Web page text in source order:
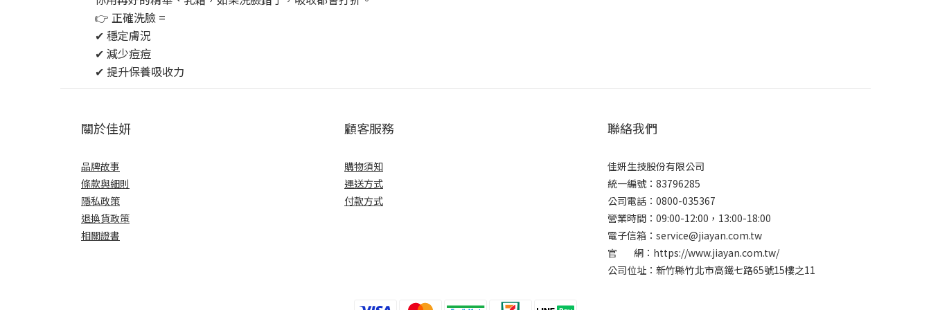
👉 正確洗臉 =
✔ 穩定膚況
✔ 減少痘痘
✔ 提升保養吸收力
關於佳妍
品牌故事
條款與細則
隱私政策
退換貨政策
相關證書
顧客服務
購物須知
運送方式
付款方式
聯絡我們
佳妍生技股份有限公司
統一編號：83796285
公司電話：0800-035367
營業時間：09:00-12:00，13:00-18:00
電子信箱：service@jiayan.com.tw
官 網： https://www.jiayan.com.tw/
公司位址：新竹縣竹北市高鐵七路65號15樓之11